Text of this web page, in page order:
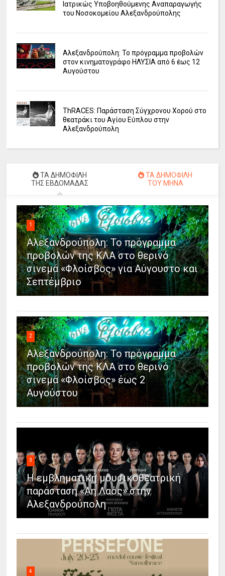
Ιατρικώς Υποβοηθούμενης Αναπαραγωγής
του Νοσοκομείου Αλεξανδρούπολης
Αλεξανδρούπολη: Το πρόγραμμα προβολών
στον κινηματογράφο ΗΛΥΣΙΑ από 6 έως 12
Αυγούστου
ΤhRACES: Παράσταση Σύγχρονου Χορού στο
θεατράκι του Αγίου Εύπλου στην
Αλεξανδρούπολη
ΤΑ ΔΗΜΟΦΙΛΗ
ΤΗΣ ΕΒΔΟΜΑΔΑΣ
ΤΑ ΔΗΜΟΦΙΛΗ
ΤΟΥ ΜΗΝΑ
1
Αλεξανδρούπολη: Το πρόγραμμα
προβολών της ΚΛΑ στο θερινό
σινεμά «Φλοίσβος» για Αύγουστο και
Σεπτέμβριο
2
Αλεξανδρούπολη: Το πρόγραμμα
προβολών της ΚΛΑ στο θερινό
σινεμά «Φλοίσβος» έως 2
Αυγούστου
3
Η εμβληματική μουσικοθεατρική
παράσταση «Άη Λαός» στην
Αλεξανδρούπολη
4